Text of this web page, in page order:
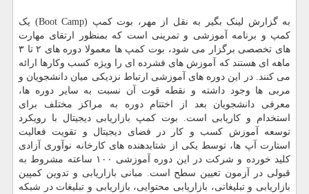
به گزارش لینک بگیر به نقل از مهر، بوت کمپ (Boot Camp) یک
کمپ و برنامه آموزشی و تمرینی است که بمنظور ارتقای مهارت
های تخصصی برگزار می شود، بوت کمپ ها معمولا دوره های ۲ تا ۳
ماهه ای هستند که آموزش های فشرده ای را ویژه کسب وکارها ارائه
می کنند. در این دوره های آموزشی ارتباط نزدیکی میان دانشجویان و
مربی ها وجود داشته و نقطه قوت آن نسبت به سایر دوره ها،
معرفی دانشجویان بعد از اختتام دوره به مراکز مختلف برای
استخدام و کاریابی است. بوت کمپ بازاریابی دیجیتال با رویکرد
توسعه آموزش کسب و کار در فضای دیجیتال و تقویت فعالیت
استارت آپ ها، توسط یکی از شتابدهنده های کارخانه نوآوری آزادی
کلید خورده و شرکت در این دوره آموزشی ۱۰۰ ساعته مشروط به
قبولی در آزمون تعیین سطح است. مبانی بازاریابی و تدوین کمپین
بازاریابی و تبلیغاتی، بازاریابی محتوایی، بازاریابی و تبلیغات در شبکه